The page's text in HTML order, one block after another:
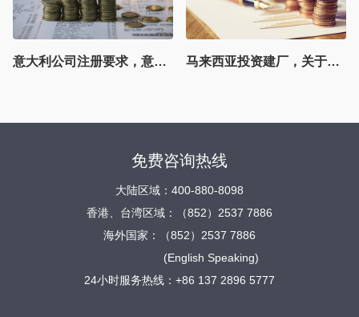
意大利公司注册要求，意大利公司运营只VAT注册、商标注册注意事项 马来西亚投资建厂，关于马来西亚原产地证书说明
免费咨询热线
大陆区域：400-880-8098
香港、台湾区域：（852）2537 7886
海外国家：（852）2537 7886
(English Speaking)
24小时服务热线：+86 137 2896 5777